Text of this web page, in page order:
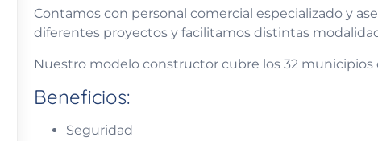
Contamos con personal comercial especializado y
diferentes proyectos y facilitamos distintas
Nuestro modelo constructor cubre los 32 municipios
Beneficios:
Seguridad